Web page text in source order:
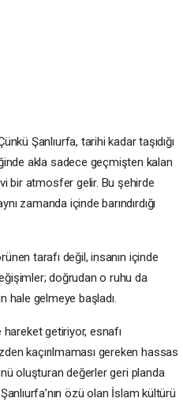
Şanlıurfa, tarihi kadar taşıdığı
akla sadece geçmişten kalan
bir atmosfer gelir. Bu şehirde
zamanda içinde barındırdığı
tarafı değil, insanın içinde
doğrudan o ruhu da
hale gelmeye başladı.
hareket getiriyor, esnafı
kaçırılmaması gereken hassas
oluşturan değerler geri planda
özü olan İslam kültürü